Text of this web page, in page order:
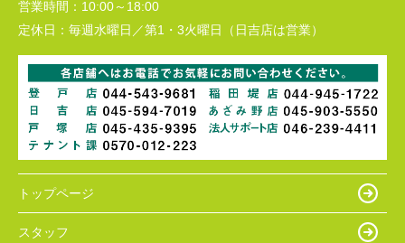
営業時間： 10:00～18:00
定休日： 毎週水曜日／第1・3火曜日（日吉店は営業）
トップページ
スタッフ